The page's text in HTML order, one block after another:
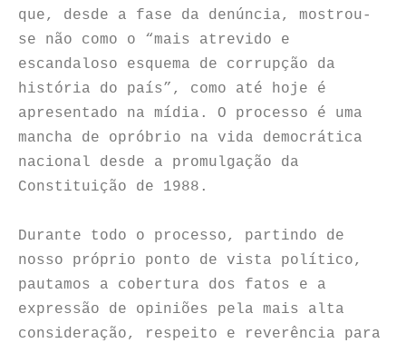
que, desde a fase da denúncia, mostrou-
se não como o “mais atrevido e
escandaloso esquema de corrupção da
história do país”, como até hoje é
apresentado na mídia. O processo é uma
mancha de opróbrio na vida democrática
nacional desde a promulgação da
Constituição de 1988.
Durante todo o processo, partindo de
nosso próprio ponto de vista político,
pautamos a cobertura dos fatos e a
expressão de opiniões pela mais alta
consideração, respeito e reverência para